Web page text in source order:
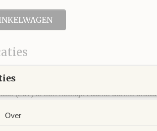
(207) is een heerlijk zachte dunne
de grote looplengte zeer zuinig in gebruik.
wordt het brei of haakwerk heel licht
in het dragen.
Over